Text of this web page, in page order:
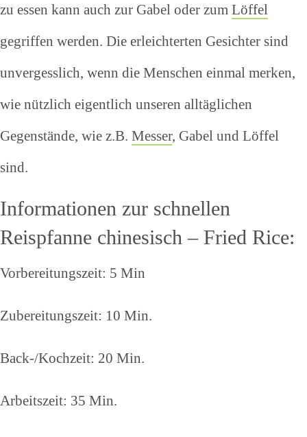
zu essen kann auch zur Gabel oder zum Löffel
gegriffen werden. Die erleichterten Gesichter sind
unvergesslich, wenn die Menschen einmal merken,
wie nützlich eigentlich unseren alltäglichen
Gegenstände, wie z.B. Messer, Gabel und Löffel
sind.
Informationen zur schnellen
Reispfanne chinesisch – Fried Rice:
Vorbereitungszeit: 5 Min
Zubereitungszeit: 10 Min.
Back-/Kochzeit: 20 Min.
Arbeitszeit: 35 Min.